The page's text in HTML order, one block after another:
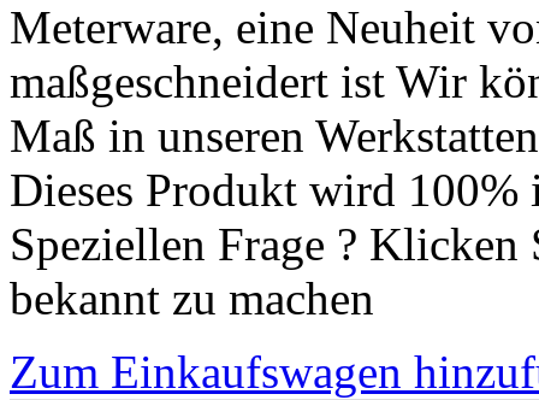
Meterware, eine Neuheit
maßgeschneidert ist Wir
Maß in unseren
Dieses Produkt wird
Speziellen Frage ?
bekannt zu machen
Zum Einkaufswagen